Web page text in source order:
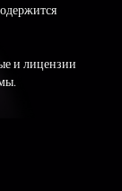
и лицензии